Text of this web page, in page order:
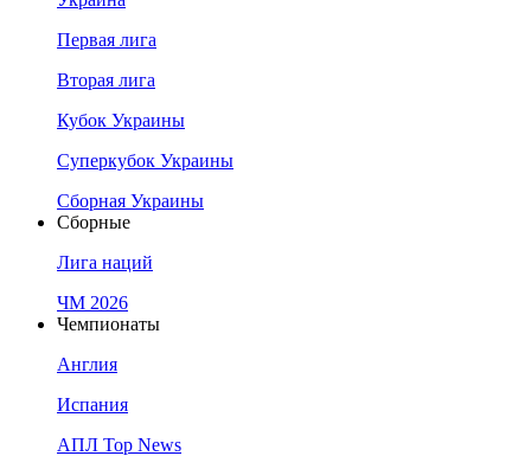
Первая лига
Вторая лига
Кубок Украины
Суперкубок Украины
Сборная Украины
Сборные
Лига наций
ЧМ 2026
Чемпионаты
Англия
Испания
АПЛ Top News